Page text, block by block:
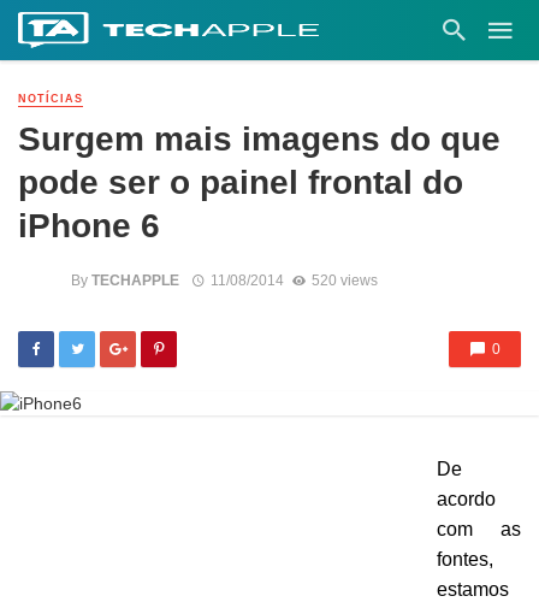
NOTÍCIAS
Surgem mais imagens do que
pode ser o painel frontal do
iPhone 6
By TECHAPPLE 11/08/2014 520 views
0
De
acordo
com as
fontes,
estamos